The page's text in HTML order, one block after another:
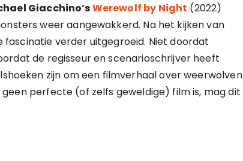
Giacchino’sWerewolf by Night (2022)
weer aangewakkerd. Na het kijken van
fascinatie verder uitgegroeid. Niet doordat
de regisseur en scenarioschrijver heeft
zijn om een filmverhaal over weerwolven
geen perfecte (of zelfs geweldige) film is, mag dit